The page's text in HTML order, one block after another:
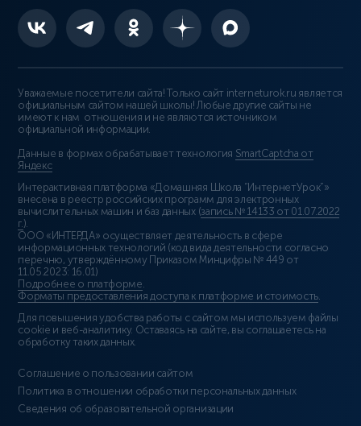
Уважаемые посетители сайта! Только сайт interneturok.ru является
официальным сайтом нашей школы! Любые другие сайты не
имеют к нам отношения и не являются источником
официальной информации.
Данные в формах обрабатывает технология SmartCaptcha от
Яндекс
Интерактивная платформа «Домашняя Школа “ИнтернетУрок”»
внесена в реестр российских программ для электронных
вычислительных машин и баз данных (запись № 14133 от 01.07.2022
г.).
ООО «ИНТЕРДА» осуществляет деятельность в сфере
информационных технологий (код вида деятельности согласно
перечню, утверждённому Приказом Минцифры № 449 от
11.05.2023: 16.01)
Подробнее о платформе.
Форматы предоставления доступа к платформе и стоимость.
Для повышения удобства работы с сайтом мы используем файлы
cookie и веб-аналитику. Оставаясь на сайте, вы соглашаетесь на
обработку таких данных.
Соглашение о пользовании сайтом
Политика в отношении обработки персональных данных
Сведения об образовательной организации